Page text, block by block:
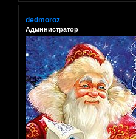
dedmoroz
Администратор